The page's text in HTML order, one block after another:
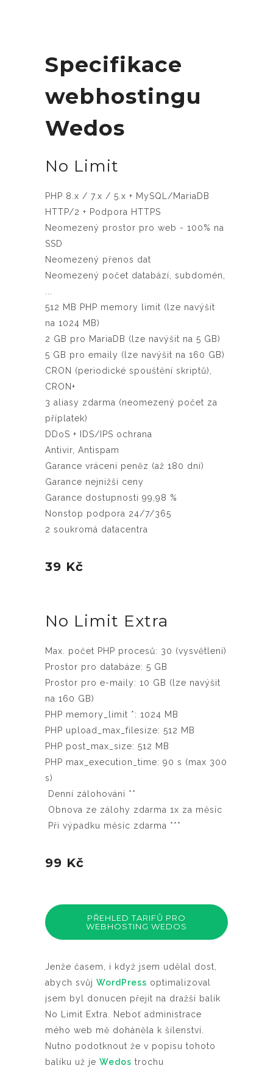
Specifikace
webhostingu
Wedos
No Limit
PHP 8.x / 7.x / 5.x + MySQL/MariaDB
HTTP/2 + Podpora HTTPS
Neomezený prostor pro web - 100% na
SSD
Neomezený přenos dat
Neomezený počet databází, subdomén,
...
512 MB PHP memory limit (lze navýšit
na 1024 MB)
2 GB pro MariaDB (lze navýšit na 5 GB)
5 GB pro emaily (lze navýšit na 160 GB)
CRON (periodické spouštění skriptů),
CRON+
3 aliasy zdarma (neomezený počet za
příplatek)
DDoS + IDS/IPS ochrana
Antivir, Antispam
Garance vrácení peněz (až 180 dní)
Garance nejnižší ceny
Garance dostupnosti 99,98 %
Nonstop podpora 24/7/365
2 soukromá datacentra
39 Kč
No Limit Extra
Max. počet PHP procesů: 30 (vysvětlení)
Prostor pro databáze: 5 GB
Prostor pro e-maily: 10 GB (lze navýšit
na 160 GB)
PHP memory_limit *: 1024 MB
PHP upload_max_filesize: 512 MB
PHP post_max_size: 512 MB
PHP max_execution_time: 90 s (max 300
s)
Denní zálohování **
Obnova ze zálohy zdarma 1x za měsíc
Při výpadku měsíc zdarma ***
99 Kč
PŘEHLED TARIFŮ PRO
WEBHOSTING WEDOS
Jenže časem, i když jsem udělal dost,
abych svůj WordPress optimalizoval
jsem byl donucen přejít na dražší balík
No Limit Extra. Neboť administrace
mého web mě doháněla k šílenství.
Nutno podotknout že v popisu tohoto
balíku už je Wedos trochu